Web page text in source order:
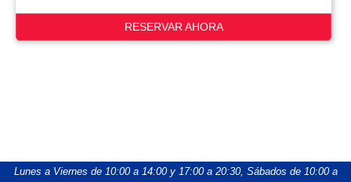
RESERVAR AHORA
Lunes a Viernes de 10:00 a 14:00 y 17:00 a 20:30, Sábados de 10:00 a